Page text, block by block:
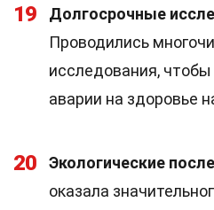
19 Долгосрочные
Проводились
исследования,
аварии на здоровье
20 Экологические
оказала